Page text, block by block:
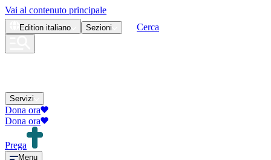
Vai al contenuto principale
Edition italiano Sezioni Cerca
Servizi
Dona ora
Dona ora
Prega
Menu